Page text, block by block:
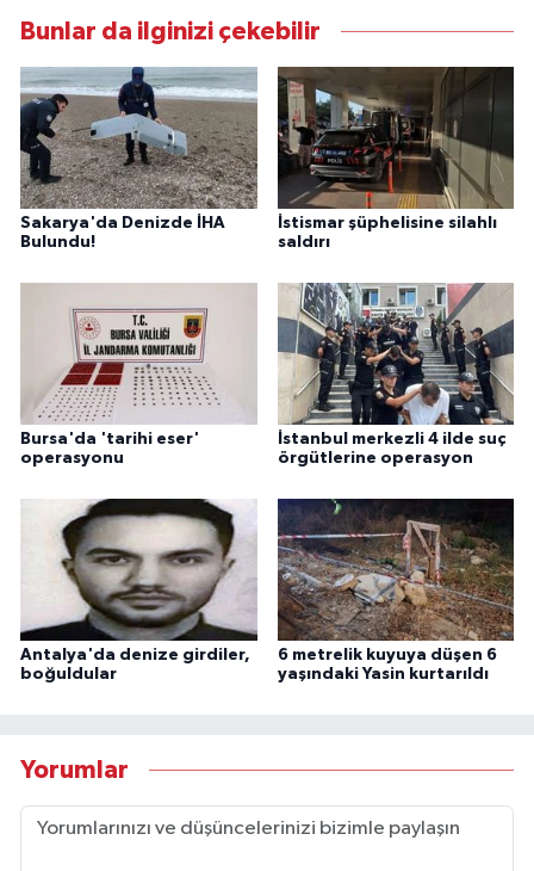
Bunlar da ilginizi çekebilir
Sakarya'da Denizde İHA
Bulundu!
İstismar şüphelisine silahlı
saldırı
Bursa'da 'tarihi eser'
operasyonu
İstanbul merkezli 4 ilde suç
örgütlerine operasyon
Antalya'da denize girdiler,
boğuldular
6 metrelik kuyuya düşen 6
yaşındaki Yasin kurtarıldı
Yorumlar